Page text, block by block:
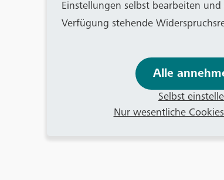
Einstellungen selbst bearbeiten
Verfügung stehende
Alle
Selbst
Nur wesentliche